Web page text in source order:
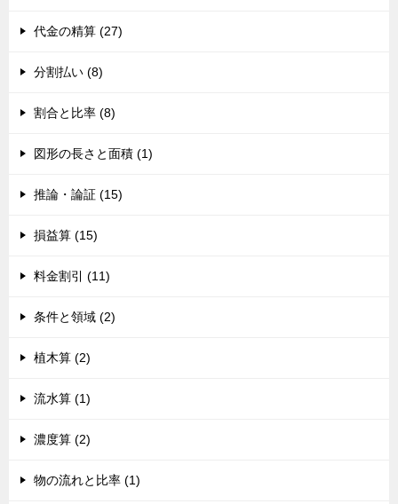
代金の精算 (27)
分割払い (8)
割合と比率 (8)
図形の長さと面積 (1)
推論・論証 (15)
損益算 (15)
料金割引 (11)
条件と領域 (2)
植木算 (2)
流水算 (1)
濃度算 (2)
物の流れと比率 (1)